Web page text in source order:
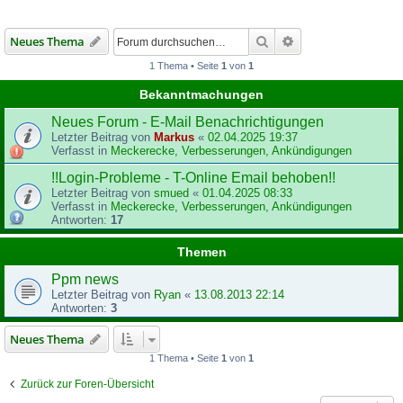
Neues Thema Suche
1 Thema • Seite 1 von 1
Bekanntmachungen
Neues Forum - E-Mail Benachrichtigungen
Letzter Beitrag von Markus « 02.04.2025 19:37
Verfasst in Meckerecke, Verbesserungen, Ankündigungen
!!Login-Probleme - T-Online Email behoben!!
Letzter Beitrag von smued « 01.04.2025 08:33
Verfasst in Meckerecke, Verbesserungen, Ankündigungen
Antworten: 17
Themen
Ppm news
Letzter Beitrag von Ryan « 13.08.2013 22:14
Antworten: 3
Neues Thema
1 Thema • Seite 1 von 1
Zurück zur Foren-Übersicht